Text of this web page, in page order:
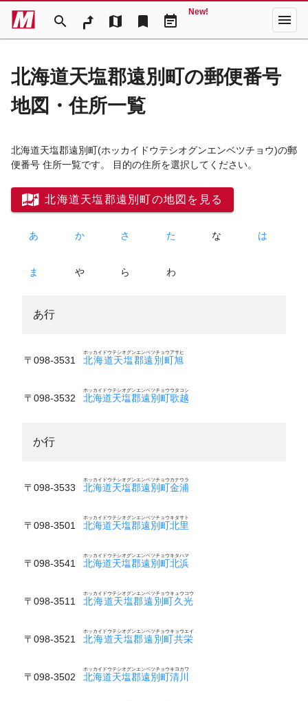
search map bookmark event_note
New! menu
北海道天塩郡遠別町の郵便番号
地図・住所一覧
北海道天塩郡遠別町(ホッカイドウテシオグンエンベツチョウ)の郵
便番号 住所一覧です。 目的の住所を選択してください。
北海道天塩郡遠別町の地図を見る
あ か さ た な は
ま や ら わ
あ行
〒098-3531 北海道天塩郡遠別町旭
ホッカイドウテシオグンエンベツチョウアサヒ
〒098-3532 北海道天塩郡遠別町歌越
ホッカイドウテシオグンエンベツチョウウタコシ
か行
〒098-3533 北海道天塩郡遠別町金浦
ホッカイドウテシオグンエンベツチョウカナウラ
〒098-3501 北海道天塩郡遠別町北里
ホッカイドウテシオグンエンベツチョウキタサト
〒098-3541 北海道天塩郡遠別町北浜
ホッカイドウテシオグンエンベツチョウキタハマ
〒098-3511 北海道天塩郡遠別町久光
ホッカイドウテシオグンエンベツチョウキュウコウ
〒098-3521 北海道天塩郡遠別町共栄
ホッカイドウテシオグンエンベツチョウキョウエイ
〒098-3502 北海道天塩郡遠別町清川
ホッカイドウテシオグンエンベツチョウキヨカワ